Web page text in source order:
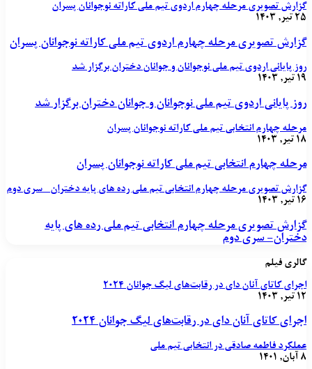
گزارش تصویری مرحله چهارم اردوی تیم ملی کاراته نوجوانان پسران
۲۵ تیر, ۱۴۰۳
گزارش تصویری مرحله چهارم اردوی تیم ملی کاراته نوجوانان پسران
روز پایانی اردوی تیم ملی نوجوانان و جوانان دختران برگزار شد
۱۹ تیر, ۱۴۰۳
روز پایانی اردوی تیم ملی نوجوانان و جوانان دختران برگزار شد
مرحله چهارم انتخابی تیم ملی کاراته نوجوانان پسران
۱۸ تیر, ۱۴۰۳
مرحله چهارم انتخابی تیم ملی کاراته نوجوانان پسران
گزارش تصویری مرحله چهارم انتخابی تیم ملی رده های پایه دختران- سری دوم
۱۶ تیر, ۱۴۰۳
گزارش تصویری مرحله چهارم انتخابی تیم ملی رده های پایه
دختران- سری دوم
گالری فیلم
اجرای کاتای آنان دای در رقابت‌های لیگ جوانان ۲۰۲۴
۱۲ تیر, ۱۴۰۳
اجرای کاتای آنان دای در رقابت‌های لیگ جوانان ۲۰۲۴
عملکرد فاطمه صادقی در انتخابی تیم ملی
۸ آبان, ۱۴۰۱